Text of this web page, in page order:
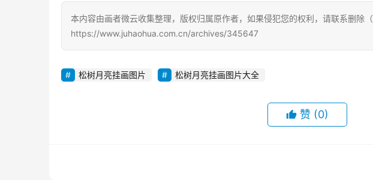
本内容由画者微云收集整理，版权归属原作者，如果侵犯您的权利，请联系删除（
https://www.juhaohua.com.cn/archives/345647
松树月亮挂画图片 松树月亮挂画图片大全
赞 (0)